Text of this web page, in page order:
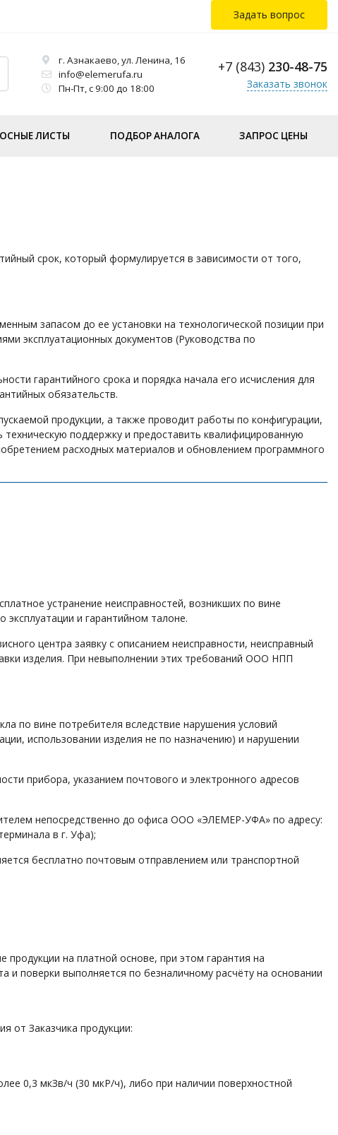
Задать вопрос
г. Азнакаево, ул. Ленина, 16
info@elemerufa.ru
Пн-Пт, с 9:00 до 18:00
+7 (843) 230-48-75
Заказать звонок
ЛИСТЫ ПОДБОР АНАЛОГА ЗАПРОС ЦЕНЫ
срок, который формулируется в зависимости от того,
запасом до ее установки на технологической позиции при
эксплуатационных документов (Руководства по
гарантийного срока и порядка начала его исчисления для
обязательств.
продукции, а также проводит работы по конфигурации,
поддержку и предоставить квалифицированную
расходных материалов и обновлением программного
устранение неисправностей, возникших по вине
и гарантийном талоне.
центра заявку с описанием неисправности, неисправный
изделия. При невыполнении этих требований ООО НПП
по вине потребителя вследствие нарушения условий
использовании изделия не по назначению) и нарушении
прибора, указанием почтового и электронного адресов
непосредственно до офиса ООО «ЭЛЕМЕР-УФА» по адресу:
в г. Уфа);
бесплатно почтовым отправлением или транспортной
на платной основе, при этом гарантия на
и поверки выполняется по безналичному расчёту на основании
от Заказчика продукции:
0,3 мкЗв/ч (30 мкР/ч), либо при наличии поверхностной